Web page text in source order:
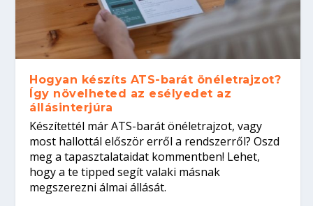
Hogyan készíts ATS-barát önéletrajzot?
Így növelheted az esélyedet az
állásinterjúra
Készítettél már ATS-barát önéletrajzot, vagy
most hallottál először erről a rendszerről? Oszd
meg a tapasztalataidat kommentben! Lehet,
hogy a te tipped segít valaki másnak
megszerezni álmai állását.